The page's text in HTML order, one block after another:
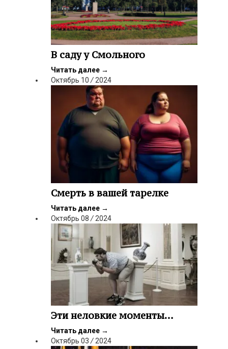
В саду у Смольного
Читать далее →
Октябрь 10 / 2024
Смерть в вашей тарелке
Читать далее →
Октябрь 08 / 2024
Эти неловкие моменты…
Читать далее →
Октябрь 03 / 2024